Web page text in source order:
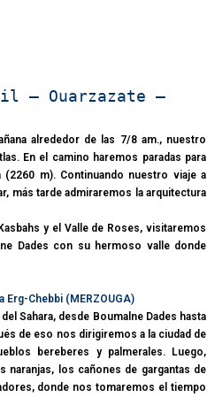
– Ouarzazate –
alrededor de las 7/8 am., nuestro
En el camino haremos paradas para
m). Continuando nuestro viaje a
más tarde admiraremos la arquitectura
y el Valle de Roses, visitaremos
Dades con su hermoso valle donde
Erg-Chebbi (MERZOUGA)
Sahara, desde Boumalne Dades hasta
de eso nos dirigiremos a la ciudad de
bereberes y palmerales. Luego,
naranjas, los cañones de gargantas de
donde nos tomaremos el tiempo